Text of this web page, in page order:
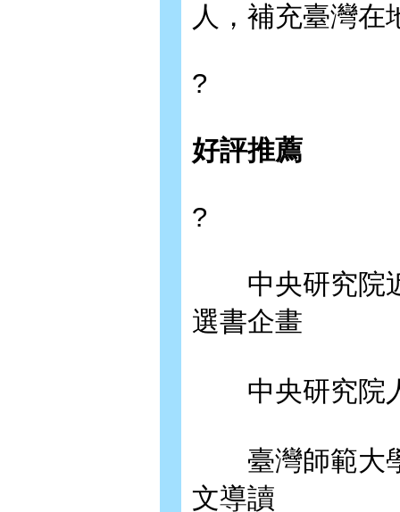
人，補充臺灣在
?
好評推薦
?
中央研究院
選書企畫
中央研究院
臺灣師範大
文導讀